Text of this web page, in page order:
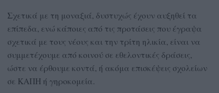
Σχετικά με τη μοναξιά, δυστυχώς έχουν αυξηθεί τα
επίπεδα, ενώ κάποιες από τις προτάσεις που έγραψα
σχετικά με τους νέους και την τρίτη ηλικία, είναι να
συμμετέχουμε από κοινού σε εθελοντικές δράσεις,
ώστε να έρθουμε κοντά, ή ακόμα επισκέψεις σχολείων
σε ΚΑΠΗ ή γηροκομεία.